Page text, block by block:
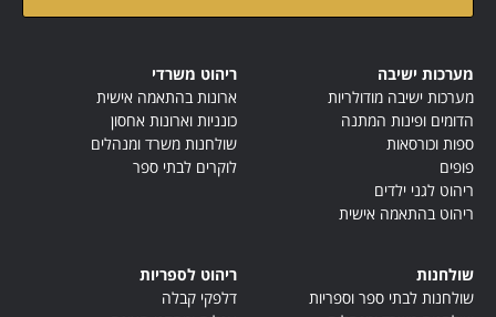
מערכות ישיבה
מערכות ישיבה מודולריות
הדומים ופינות המתנה
ספות וכורסאות
פופים
ריהוט לגני ילדים
ריהוט בהתאמה אישית
ריהוט משרדי
ארונות בהתאמה אישית
כונניות וארונות אחסון
שולחנות משרד ומנהלים
לוקרים לבתי ספר
שולחנות
שולחנות לבתי ספר וספריות
ריהוט לספריות
דלפקי קבלה